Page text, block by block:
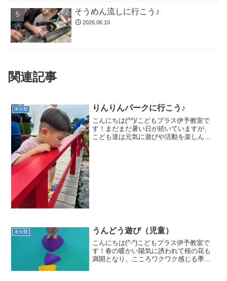
そうめん流しに行こう♪
2026.06.10
関連記事
未分類 りんりんパークに行こう♪
こんにちは(^^)/こどもプラス伊予教室で
す！まだまだ暑い日が続いていますが、
こども達は元気に遊びや活動を楽しんで
未分類 うんどう遊び（児童）
こんにちは(^-^)こどもプラス伊予教室で
す！春の暖かい陽気に誘われて桜の花も
満開となり、こころワクワク感じる季節